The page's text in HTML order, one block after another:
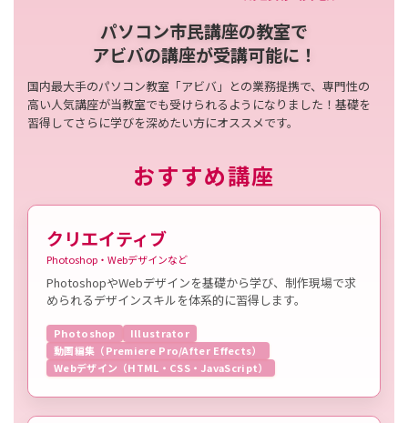
パソコン市民講座の教室で
アビバの講座が受講可能に！
国内最大手のパソコン教室「アビバ」との業務提携で、専門性の
高い人気講座が当教室でも受けられるようになりました！基礎を
習得してさらに学びを深めたい方にオススメです。
おすすめ講座
クリエイティブ
Photoshop・Webデザインなど
PhotoshopやWebデザインを基礎から学び、制作現場で求
められるデザインスキルを体系的に習得します。
Photoshop
Illustrator
動画編集（Premiere Pro/After Effects）
Webデザイン（HTML・CSS・JavaScript）